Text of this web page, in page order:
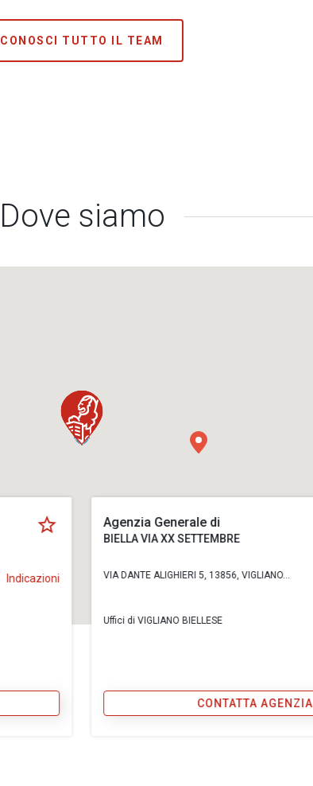
CONOSCI TUTTO IL TEAM
Dove siamo
Indicazioni
Agenzia Generale di
BIELLA VIA XX SETTEMBRE
VIA DANTE ALIGHIERI 5, 13856, VIGLIANO...
Uffici di VIGLIANO BIELLESE
CONTATTA AGENZIA